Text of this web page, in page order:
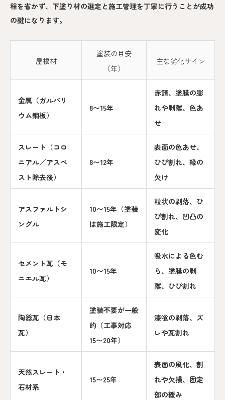
程を省かず、下塗り材の選定と施工管理を丁寧に行うことが成功
の鍵になります。
屋根材
塗装の目安
（年）
主な劣化サイン
金属（ガルバリ
ウム鋼板）
8〜15年
赤錆、塗膜の膨
れや剥離、色あ
せ
スレート（コロ
ニアル／アスベ
スト除去後）
8〜12年
表面の色あせ、
ひび割れ、縁の
欠け
アスファルトシ
ングル
10〜15年（塗装
は施工限定）
粒状の剥落、ひ
び割れ、凹凸の
変化
セメント瓦（モ
ニエル瓦）
10〜15年
吸水による色む
ら、塗膜の剥
離、ひび割れ
陶器瓦（日本
瓦）
塗装不要が一般
的（工事対応
15〜20年）
漆喰の剥落、ズ
レや瓦割れ
天然スレート・
石材系
15〜25年
表面の風化、割
れや欠損、固定
部の緩み